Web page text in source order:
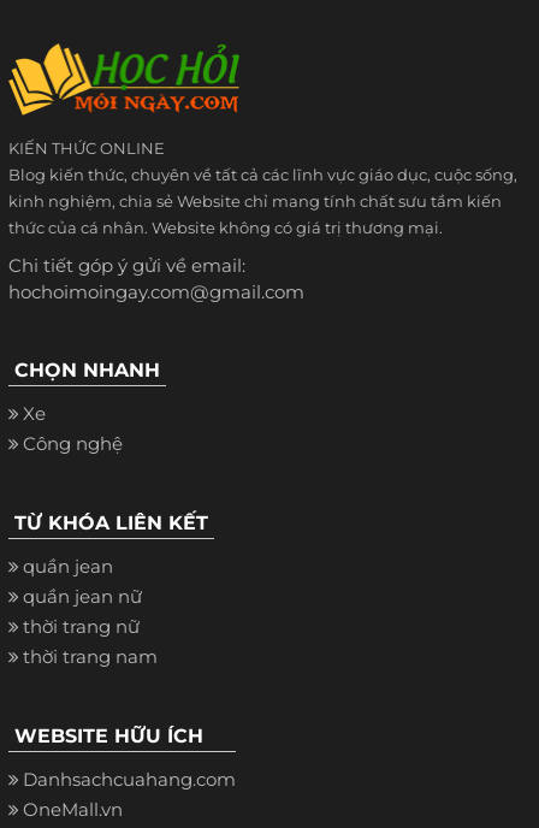
KIẾN THỨC ONLINE
Blog kiến thức, chuyên về tất cả các lĩnh vực giáo dục, cuộc sống,
kinh nghiệm, chia sẻ Website chỉ mang tính chất sưu tầm kiến
thức của cá nhân. Website không có giá trị thương mại.
Chi tiết góp ý gửi về email:
hochoimoingay.com@gmail.com
CHỌN NHANH
Xe
Công nghệ
TỪ KHÓA LIÊN KẾT
quần jean
quần jean nữ
thời trang nữ
thời trang nam
WEBSITE HỮU ÍCH
Danhsachcuahang.com
OneMall.vn